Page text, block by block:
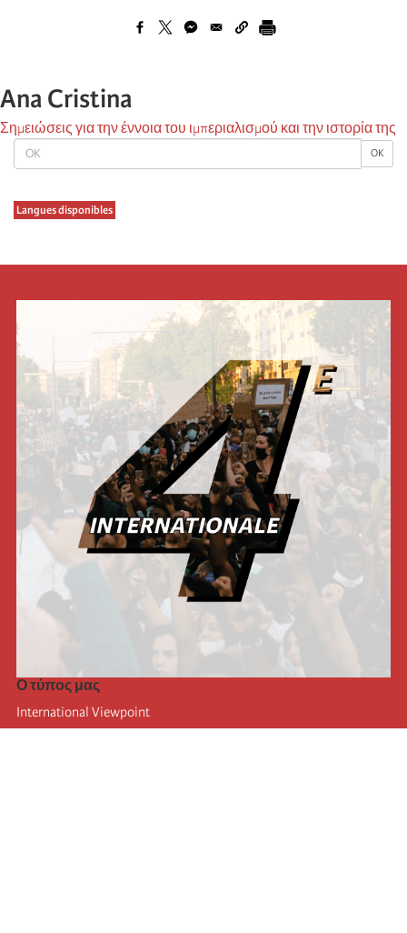
OK OK
Langues disponibles
Ana Cristina
Σημειώσεις για την έννοια του ιμπεριαλισμού και την ιστορία της
Ο τύπος μας
International Viewpoint